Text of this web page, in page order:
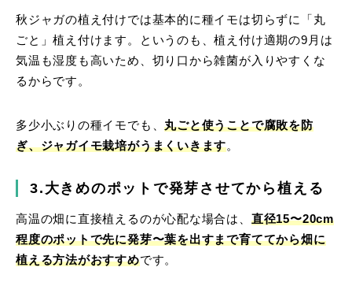
秋ジャガの植え付けでは基本的に種イモは切らずに「丸
ごと」植え付けます。というのも、植え付け適期の9月は
気温も湿度も高いため、切り口から雑菌が入りやすくな
るからです。
多少小ぶりの種イモでも、丸ごと使うことで腐敗を防
ぎ、ジャガイモ栽培がうまくいきます。
3.大きめのポットで発芽させてから植える
高温の畑に直接植えるのが心配な場合は、 直径15〜20cm
程度のポットで先に発芽〜葉を出すまで育ててから畑に
植える方法がおすすめです。